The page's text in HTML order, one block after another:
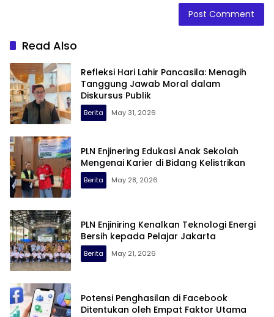
Read Also
Refleksi Hari Lahir Pancasila: Menagih
Tanggung Jawab Moral dalam
Diskursus Publik
Berita May 31, 2026
PLN Enjinering Edukasi Anak Sekolah
Mengenai Karier di Bidang Kelistrikan
Berita May 28, 2026
PLN Enjiniring Kenalkan Teknologi Energi
Bersih kepada Pelajar Jakarta
Berita May 21, 2026
Potensi Penghasilan di Facebook
Ditentukan oleh Empat Faktor Utama